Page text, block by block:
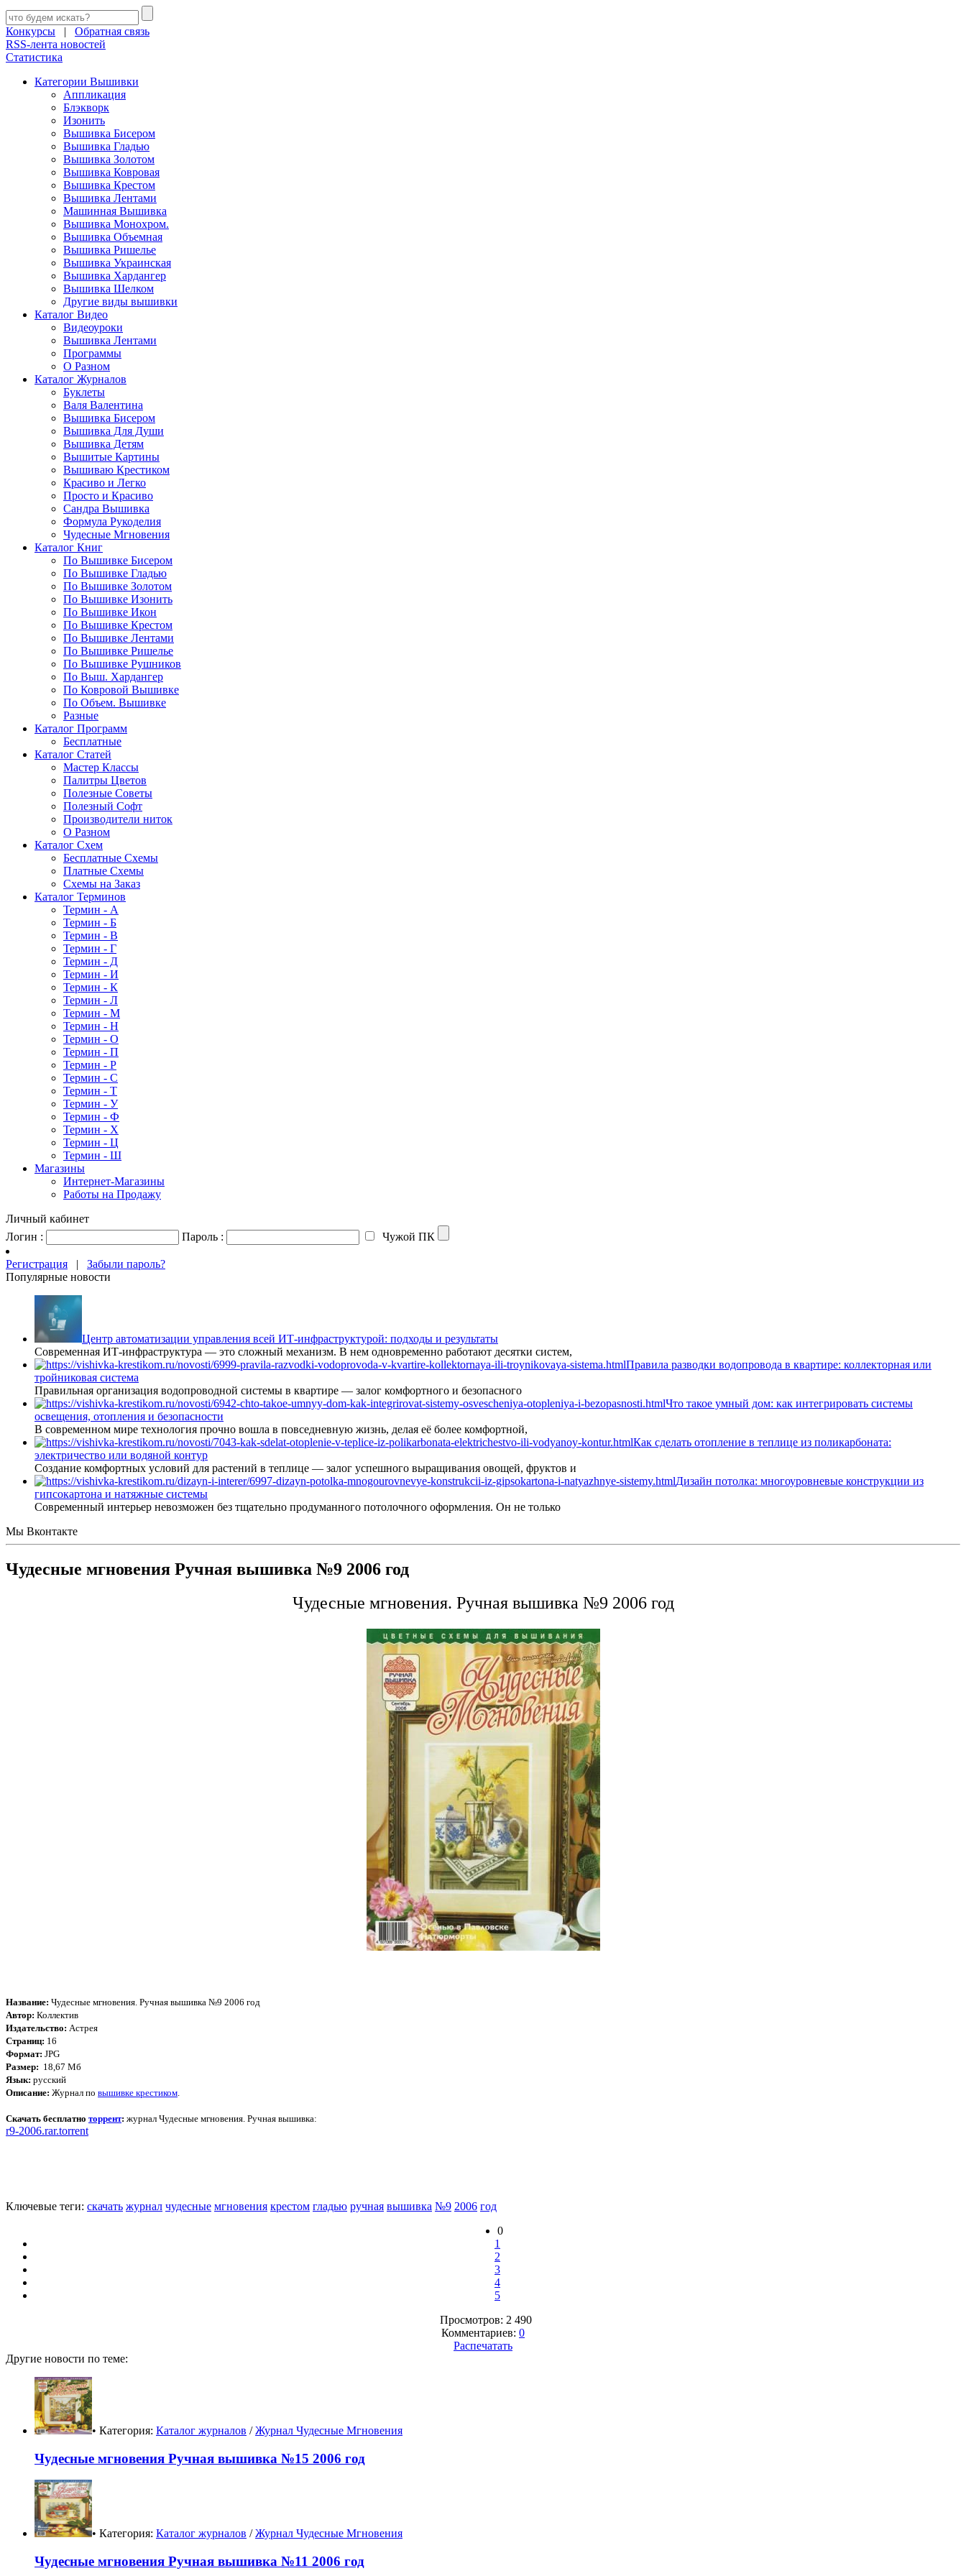
Конкурсы | Обратная связь
RSS-лента новостей
Статистика
Категории Вышивки
Аппликация
Блэкворк
Изонить
Вышивка Бисером
Вышивка Гладью
Вышивка Золотом
Вышивка Ковровая
Вышивка Крестом
Вышивка Лентами
Машинная Вышивка
Вышивка Монохром.
Вышивка Объемная
Вышивка Ришелье
Вышивка Украинская
Вышивка Хардангер
Вышивка Шелком
Другие виды вышивки
Каталог Видео
Видеоуроки
Вышивка Лентами
Программы
О Разном
Каталог Журналов
Буклеты
Валя Валентина
Вышивка Бисером
Вышивка Для Души
Вышивка Детям
Вышитые Картины
Вышиваю Крестиком
Красиво и Легко
Просто и Красиво
Сандра Вышивка
Формула Рукоделия
Чудесные Мгновения
Каталог Книг
По Вышивке Бисером
По Вышивке Гладью
По Вышивке Золотом
По Вышивке Изонить
По Вышивке Икон
По Вышивке Крестом
По Вышивке Лентами
По Вышивке Ришелье
По Вышивке Рушников
По Выш. Хардангер
По Ковровой Вышивке
По Объем. Вышивке
Разные
Каталог Программ
Бесплатные
Каталог Статей
Мастер Классы
Палитры Цветов
Полезные Советы
Полезный Софт
Производители ниток
О Разном
Каталог Схем
Бесплатные Схемы
Платные Схемы
Схемы на Заказ
Каталог Терминов
Термин - А
Термин - Б
Термин - В
Термин - Г
Термин - Д
Термин - И
Термин - К
Термин - Л
Термин - М
Термин - Н
Термин - О
Термин - П
Термин - Р
Термин - С
Термин - Т
Термин - У
Термин - Ф
Термин - Х
Термин - Ц
Термин - Ш
Магазины
Интернет-Магазины
Работы на Продажу
Личный кабинет
Логин :
Пароль : Чужой ПК
Регистрация | Забыли пароль?
Популярные новости
Центр автоматизации управления всей ИТ-инфраструктурой: подходы и результаты
Современная ИТ-инфраструктура — это сложный механизм. В нем одновременно работают десятки систем,
Правила разводки водопровода в квартире: коллекторная или
тройниковая система
Правильная организация водопроводной системы в квартире — залог комфортного и безопасного
Что такое умный дом: как интегрировать системы
освещения, отопления и безопасности
В современном мире технология прочно вошла в повседневную жизнь, делая её более комфортной,
Как сделать отопление в теплице из поликарбоната:
электричество или водяной контур
Создание комфортных условий для растений в теплице — залог успешного выращивания овощей, фруктов и
Дизайн потолка: многоуровневые конструкции из
гипсокартона и натяжные системы
Современный интерьер невозможен без тщательно продуманного потолочного оформления. Он не только
Мы Вконтакте
Чудесные мгновения Ручная вышивка №9 2006 год
Чудесные мгновения. Ручная вышивка №9 2006 год
Название: Чудесные мгновения. Ручная вышивка №9 2006 год
Автор: Коллектив
Издательство: Астрея
Страниц: 16
Формат: JPG
Размер: 18,67 Мб
Язык: русский
Описание: Журнал по вышивке крестиком
Скачать бесплатно торрент: журнал Чудесные мгновения. Ручная вышивка:
r9-2006.rar.torrent
Ключевые теги: скачать журнал чудесные мгновения крестом гладью ручная вышивка №9 2006 год
0
1
2
3
4
5
Просмотров: 2 490
Комментариев: 0
Распечатать
Другие новости по теме:
• Категория: Каталог журналов /Журнал Чудесные Мгновения
Чудесные мгновения Ручная вышивка №15 2006 год
• Категория: Каталог журналов /Журнал Чудесные Мгновения
Чудесные мгновения Ручная вышивка №11 2006 год